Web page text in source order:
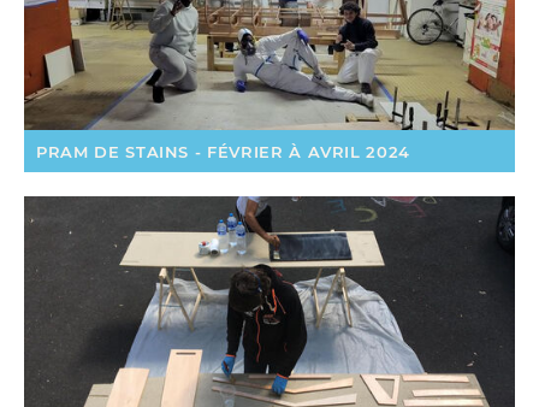
PRAM DE STAINS - FÉVRIER À AVRIL 2024